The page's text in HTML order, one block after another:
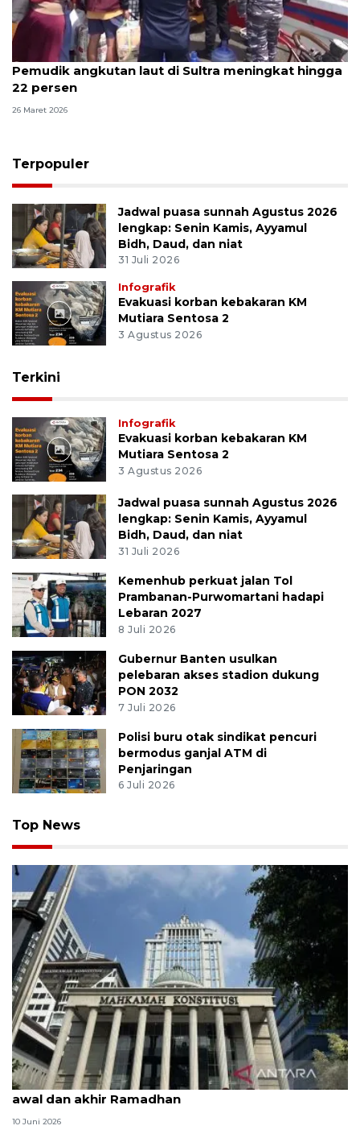
Pemudik angkutan laut di Sultra meningkat hingga
22 persen
26 Maret 2026
Terpopuler
Jadwal puasa sunnah Agustus 2026
lengkap: Senin Kamis, Ayyamul
Bidh, Daud, dan niat
31 Juli 2026
Infografik
Evakuasi korban kebakaran KM
Mutiara Sentosa 2
3 Agustus 2026
Terkini
Infografik
Evakuasi korban kebakaran KM
Mutiara Sentosa 2
3 Agustus 2026
Jadwal puasa sunnah Agustus 2026
lengkap: Senin Kamis, Ayyamul
Bidh, Daud, dan niat
31 Juli 2026
Kemenhub perkuat jalan Tol
Prambanan-Purwomartani hadapi
Lebaran 2027
8 Juli 2026
Gubernur Banten usulkan
pelebaran akses stadion dukung
PON 2032
7 Juli 2026
Polisi buru otak sindikat pencuri
bermodus ganjal ATM di
Penjaringan
6 Juli 2026
Top News
MK uji materi UU Peradilan Agama perihal isbat
awal dan akhir Ramadhan
10 Juni 2026